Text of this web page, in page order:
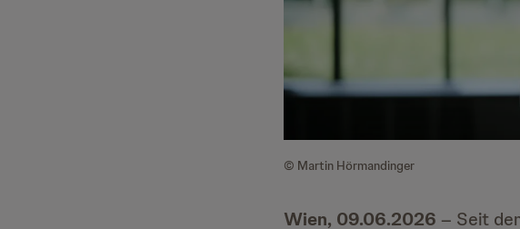
© Martin Hörmandinger
Wien, 09.06.2026 – Seit